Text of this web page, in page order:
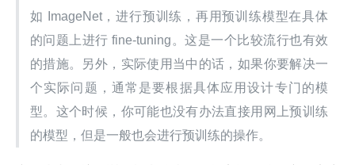
如 ImageNet，进行预训练，再用预训练模型在具体
的问题上进行 fine-tuning。这是一个比较流行也有效
的措施。另外，实际使用当中的话，如果你要解决一
个实际问题，通常是要根据具体应用设计专门的模
型。这个时候，你可能也没有办法直接用网上预训练
的模型，但是一般也会进行预训练的操作。